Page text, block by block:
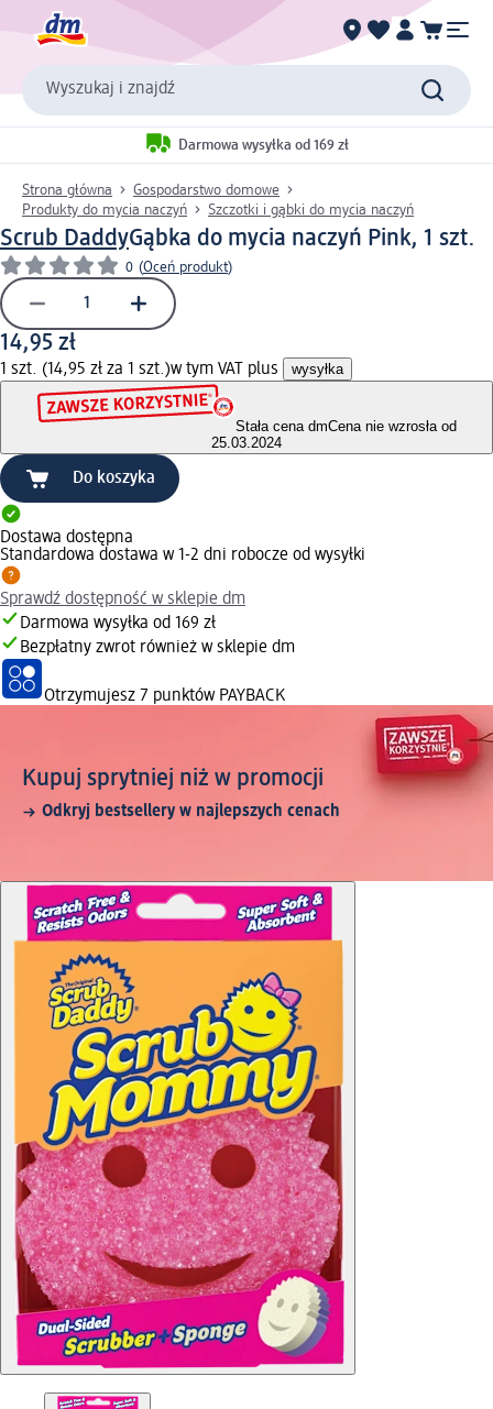
Wyszukaj i znajdź
Darmowa wysyłka od 169 zł
Strona główna
Gospodarstwo domowe
Produkty do mycia naczyń
Szczotki i gąbki do mycia naczyń
Scrub DaddyGąbka do mycia naczyń Pink, 1 szt.
0 (Oceń produkt)
14,95 zł
1 szt. (14,95 zł za 1 szt.)w tym VAT plus wysyłka
Stała cena dmCena nie wzrosła od
25.03.2024
Do koszyka
Dostawa dostępna
Standardowa dostawa w 1-2 dni robocze od wysyłki
Sprawdź dostępność w sklepie dm
Darmowa wysyłka od 169 zł
Bezpłatny zwrot również w sklepie dm
Otrzymujesz 7 punktów PAYBACK
Kupuj sprytniej niż w promocji
Odkryj bestsellery w najlepszych cenach